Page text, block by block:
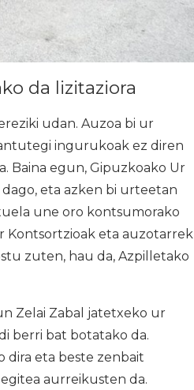
da lizitaziora
udan. Auzoa bi ur
ingurukoak ez diren
Baina egun, Gipuzkoako Ur
eta azken bi urteetan
une oro kontsumorako
Kontsortzioak eta auzotarrek
zuten, hau da, Azpilletako
Zelai Zabal jatetxeko ur
berri bat botatako da.
eta beste zenbait
aurreikusten da.